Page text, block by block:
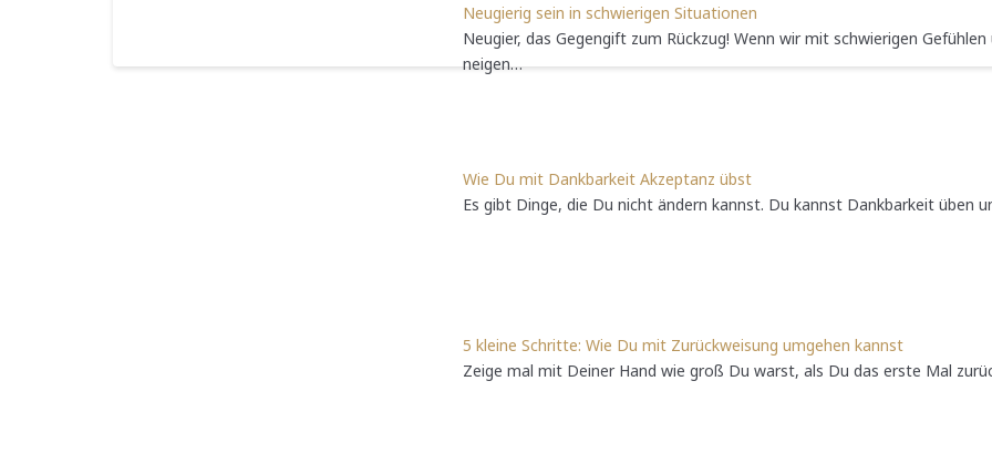
Neugierig sein in schwierigen Situationen
Neugier, das Gegengift zum Rückzug! Wenn wir mit schwierigen
neigen…
Wie Du mit Dankbarkeit Akzeptanz übst
Es gibt Dinge, die Du nicht ändern kannst. Du kannst Dankbarkeit üben
5 kleine Schritte: Wie Du mit Zurückweisung umgehen kannst
Zeige mal mit Deiner Hand wie groß Du warst, als Du das erste Mal